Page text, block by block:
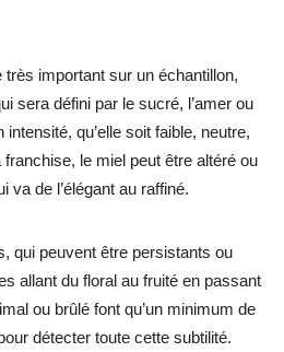
très important sur un échantillon,
sera défini par le sucré, l’amer ou
qu’elle soit faible, neutre,
le miel peut être altéré ou
va de l’élégant au raffiné.
qui peuvent être persistants ou
allant du floral au fruité en passant
ou brûlé font qu’un minimum de
détecter toute cette subtilité.